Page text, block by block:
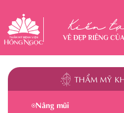
Kiến
VẺ ĐẸP RIÊNG
THẨM MỸ
Nâng mũi